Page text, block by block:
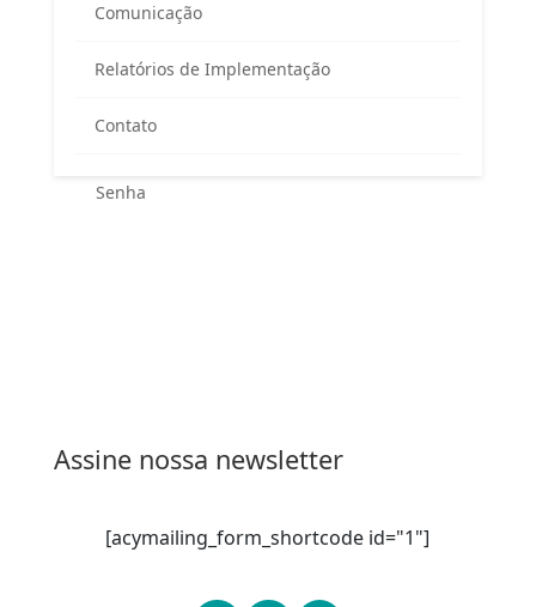
Comunicação
Relatórios de Implementação
Contato
do Comitê Guandu-RJ
Assine nossa newsletter
[acymailing_form_shortcode id="1"]